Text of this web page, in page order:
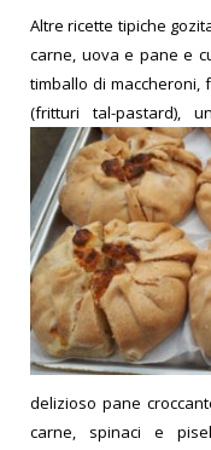
Altre ricette tipiche
carne, uova e pane e
timballo di maccheroni,
(fritturi tal-pastard),
delizioso pane
carne, spinaci e